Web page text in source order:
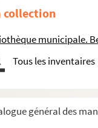
collection
municipale.
Tous les inventaires
général des